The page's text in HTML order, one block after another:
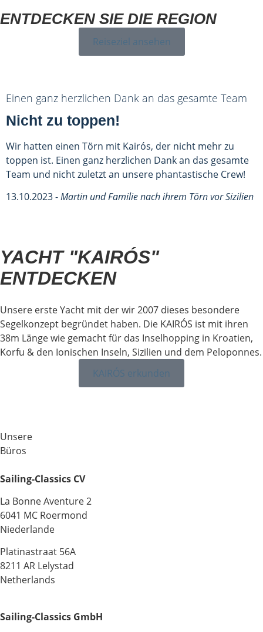
ENTDECKEN SIE DIE REGION
Reiseziel ansehen
Einen ganz herzlichen Dank an das gesamte Team
Nicht zu toppen!
Wir hatten einen Törn mit Kairós, der nicht mehr zu
toppen ist. Einen ganz herzlichen Dank an das gesamte
Team und nicht zuletzt an unsere phantastische Crew!
13.10.2023 -Martin und Familie nach ihrem Törn vor Sizilien
YACHT "KAIRÓS"
ENTDECKEN
Unsere erste Yacht mit der wir 2007 dieses besondere
Segelkonzept begründet haben. Die KAIRÓS ist mit ihren
38m Länge wie gemacht für das Inselhopping in Kroatien,
Korfu & den Ionischen Inseln, Sizilien und dem Peloponnes.
KAIRÓS erkunden
Unsere
Büros
Sailing-Classics CV
La Bonne Aventure 2
6041 MC Roermond
Niederlande
Platinastraat 56A
8211 AR Lelystad
Netherlands
Sailing-Classics GmbH